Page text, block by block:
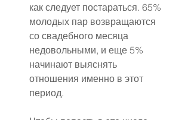
как следует постараться. 65%
молодых пар возвращаются
со свадебного месяца
недовольными, и еще 5%
начинают выяснять
отношения именно в этот
период.